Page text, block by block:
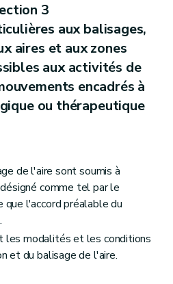
3
aux balisages,
aires et aux zones
aux activités de
encadrés à
ou thérapeutique
de l'aire sont soumis à
comme tel par le
que l'accord préalable du
les modalités et les conditions
et du balisage de l'aire.